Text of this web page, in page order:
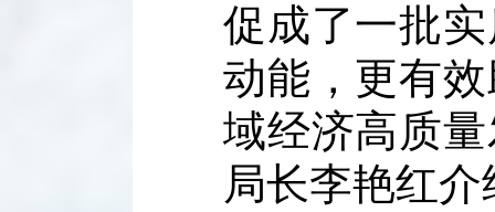
促成了一批
动能，更有
域经济高质
局长李艳红